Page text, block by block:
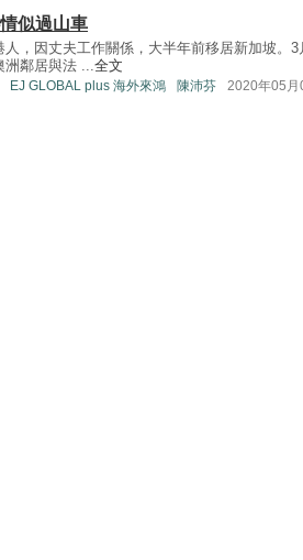
似過山車
，因丈夫工作關係，大半年前移居新加坡。
洲鄰居與法 ...全文
EJ GLOBAL plus 海外來鴻 陳沛芬 2020年05月